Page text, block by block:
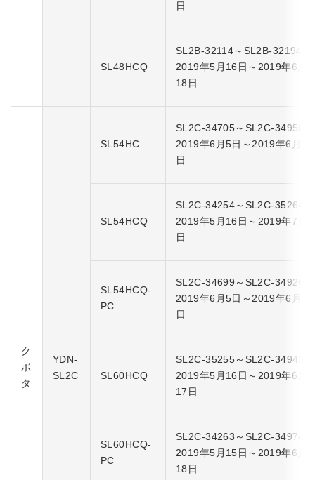
日
SL48HCQ
SL2B-32114～SL2B-32194
2019年5月16日～2019年6月
18日
ク
ボ
タ
YDN-
SL2C
SL54HC
SL2C-34705～SL2C-34950
2019年6月5日～2019年6月17
日
SL54HCQ
SL2C-34254～SL2C-35264
2019年5月16日～2019年7月2
日
SL54HCQ-
PC
SL2C-34699～SL2C-34926
2019年6月5日～2019年6月17
日
SL60HCQ
SL2C-35255～SL2C-34943
2019年5月16日～2019年6月
17日
SL60HCQ-
PC
SL2C-34263～SL2C-34974
2019年5月15日～2019年6月
18日